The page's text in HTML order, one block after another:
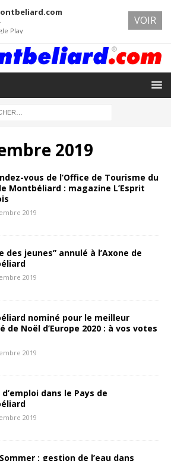
2019
vous de l’Office de Tourisme du
Montbéliard : magazine L’Esprit
2019
des jeunes” annulé à l’Axone de
2019
nominé pour le meilleur
de Noël d’Europe 2020 : à vos votes
2019
dans le Pays de
2019
: gestion de l’eau dans
Play
VOIR